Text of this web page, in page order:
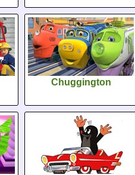
Chuggington